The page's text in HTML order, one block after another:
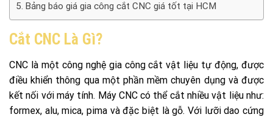
Bảng báo giá gia công cắt CNC giá tốt tại HCM
Cắt CNC Là Gì?
CNC là một công nghệ gia công cắt vật liệu tự động, được
điều khiển thông qua một phần mềm chuyên dụng và được
kết nối với máy tính. Máy CNC có thể cắt nhiều vật liệu như:
formex, alu, mica, pima và đặc biệt là gỗ. Với lưỡi dao cứng